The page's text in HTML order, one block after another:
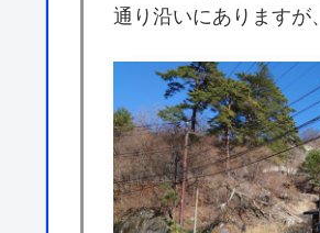
通り沿いにありますが